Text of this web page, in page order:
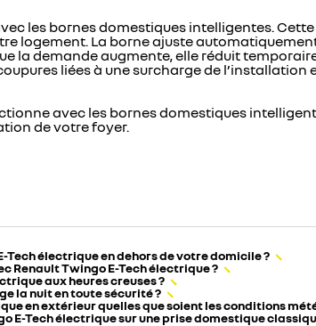
les bornes domestiques intelligentes.
logement. La borne ajuste
la demande augmente, elle réduit
liées à une surcharge de
avec les bornes domestiques
de votre foyer.
électrique en dehors de votre domicile ?
Renault Twingo E-Tech électrique ?
aux heures creuses ?
la nuit en toute sécurité ?
en extérieur quelles que soient les conditions
E-Tech électrique sur une prise domestique